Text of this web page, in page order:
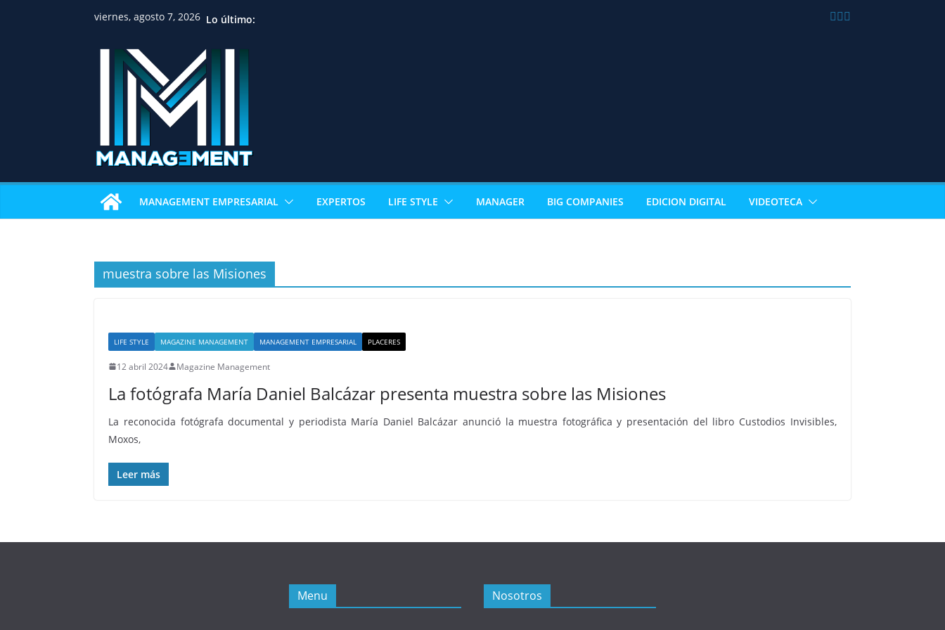
viernes, agosto 7, 2026 Lo último:
MANAGEMENT EMPRESARIAL EXPERTOS LIFE STYLE MANAGER BIG COMPANIES EDICION DIGITAL VIDEOTECA
muestra sobre las Misiones
LIFE STYLE MAGAZINE MANAGEMENT MANAGEMENT EMPRESARIAL PLACERES
12 abril 2024 Magazine Management
La fotógrafa María Daniel Balcázar presenta muestra sobre las Misiones
La reconocida fotógrafa documental y periodista María Daniel Balcázar anunció la muestra fotográfica y presentación del libro Custodios Invisibles,
Moxos,
Leer más
Menu Nosotros